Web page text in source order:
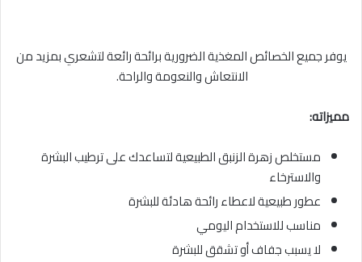
يوفر جميع الخصائص المغذية الضرورية برائحة رائعة لتشعري بمزيد من
الانتعاش والنعومة والراحة.
مميزاته:
مستخلص زهرة الزنبق الطبيعية لتساعدك على ترطيب البشرة
والاسترخاء
عطور طبيعية لاعطاء رائحة هادئة للبشرة
مناسب للاستخدام اليومي
لا يسبب جفاف أو تشقق للبشرة